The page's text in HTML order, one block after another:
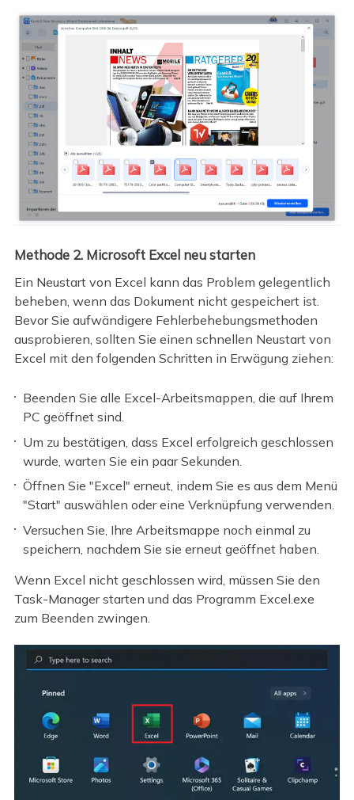
Methode 2. Microsoft Excel neu starten
Ein Neustart von Excel kann das Problem gelegentlich
beheben, wenn das Dokument nicht gespeichert ist.
Bevor Sie aufwändigere Fehlerbehebungsmethoden
ausprobieren, sollten Sie einen schnellen Neustart von
Excel mit den folgenden Schritten in Erwägung ziehen:
Beenden Sie alle Excel-Arbeitsmappen, die auf Ihrem
PC geöffnet sind.
Um zu bestätigen, dass Excel erfolgreich geschlossen
wurde, warten Sie ein paar Sekunden.
Öffnen Sie "Excel" erneut, indem Sie es aus dem Menü
"Start" auswählen oder eine Verknüpfung verwenden.
Versuchen Sie, Ihre Arbeitsmappe noch einmal zu
speichern, nachdem Sie sie erneut geöffnet haben.
Wenn Excel nicht geschlossen wird, müssen Sie den
Task-Manager starten und das Programm Excel.exe
zum Beenden zwingen.